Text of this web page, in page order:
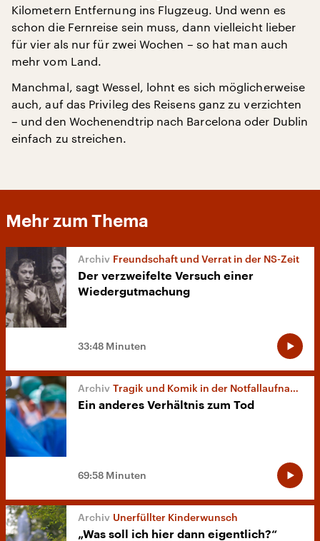
Kilometern Entfernung ins Flugzeug. Und wenn es
schon die Fernreise sein muss, dann vielleicht lieber
für vier als nur für zwei Wochen – so hat man auch
mehr vom Land.
Manchmal, sagt Wessel, lohnt es sich möglicherweise
auch, auf das Privileg des Reisens ganz zu verzichten
– und den Wochenendtrip nach Barcelona oder Dublin
einfach zu streichen.
Mehr zum Thema
Freundschaft und Verrat in der NS-Zeit
Der verzweifelte Versuch einer
Wiedergutmachung
33:48 Minuten
Tragik und Komik in der Notfallaufnahme
Ein anderes Verhältnis zum Tod
69:58 Minuten
Unerfüllter Kinderwunsch
„Was soll ich hier dann eigentlich?“